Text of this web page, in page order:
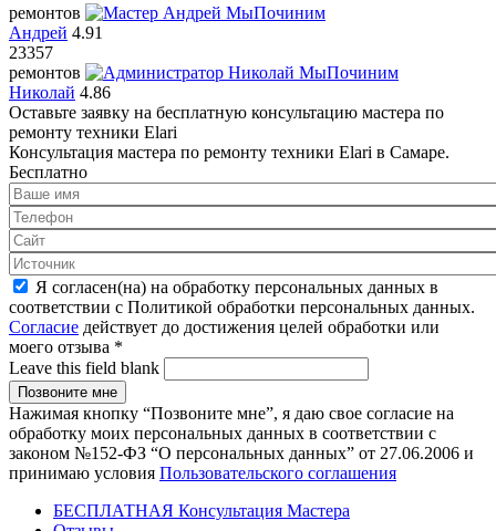
ремонтов
Андрей 4.91
23357
ремонтов
Николай 4.86
Оставьте заявку на бесплатную консультацию мастера по
ремонту техники Elari
Консультация мастера по ремонту техники Elari в Самаре.
Бесплатно
Я согласен(на) на обработку персональных данных в
соответствии с Политикой обработки персональных данных.
Согласие действует до достижения целей обработки или
моего отзыва *
Leave this field blank
Нажимая кнопку “Позвоните мне”, я даю свое согласие на
обработку моих персональных данных в соответствии с
законом №152-ФЗ “О персональных данных” от 27.06.2006 и
принимаю условия Пользовательского соглашения
БЕСПЛАТНАЯ Консультация Мастера